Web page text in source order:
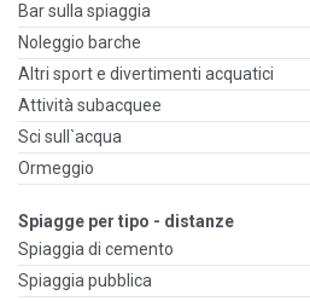
Bar sulla spiaggia
Noleggio barche
Altri sport e divertimenti acquatici
Attività subacquee
Sci sull`acqua
Ormeggio
Spiagge per tipo - distanze
Spiaggia di cemento
Spiaggia pubblica